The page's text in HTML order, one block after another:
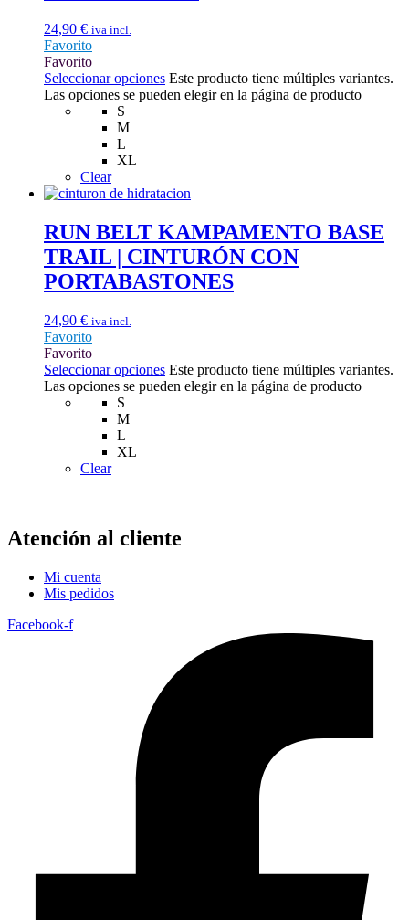
24,90 € iva incl.
Favorito
Favorito
Seleccionar opciones Este producto tiene múltiples variantes.
Las opciones se pueden elegir en la página de producto
S
M
L
XL
Clear
RUN BELT KAMPAMENTO BASE
TRAIL | CINTURÓN CON
PORTABASTONES
24,90 € iva incl.
Favorito
Favorito
Seleccionar opciones Este producto tiene múltiples variantes.
Las opciones se pueden elegir en la página de producto
S
M
L
XL
Clear
Atención al cliente
Mi cuenta
Mis pedidos
Facebook-f